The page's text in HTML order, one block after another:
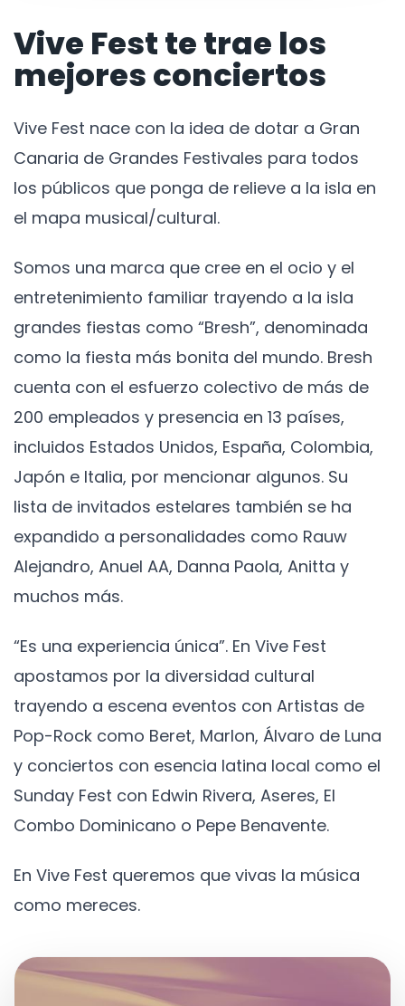
Vive Fest te trae los
mejores conciertos
Vive Fest nace con la idea de dotar a Gran
Canaria de Grandes Festivales para todos
los públicos que ponga de relieve a la isla en
el mapa musical/cultural.
Somos una marca que cree en el ocio y el
entretenimiento familiar trayendo a la isla
grandes fiestas como “Bresh”, denominada
como la fiesta más bonita del mundo. Bresh
cuenta con el esfuerzo colectivo de más de
200 empleados y presencia en 13 países,
incluidos Estados Unidos, España, Colombia,
Japón e Italia, por mencionar algunos. Su
lista de invitados estelares también se ha
expandido a personalidades como Rauw
Alejandro, Anuel AA, Danna Paola, Anitta y
muchos más.
“Es una experiencia única”. En Vive Fest
apostamos por la diversidad cultural
trayendo a escena eventos con Artistas de
Pop-Rock como Beret, Marlon, Álvaro de Luna
y conciertos con esencia latina local como el
Sunday Fest con Edwin Rivera, Aseres, El
Combo Dominicano o Pepe Benavente.
En Vive Fest queremos que vivas la música
como mereces.